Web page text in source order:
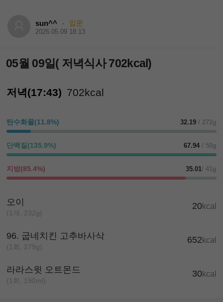
sun^^ · 입문
2026.05.09 18:13
05월 09일( 저녁식사 702kcal)
저녁(17:43) 702kcal
탄수화물(11.8%) 32.19 / 272g
단백질(135.9%) 67.94 / 50g
지방(85.4%) 35.01/ 41g
오이
(1개, 232g)
20kcal
96. 굽네치킨 고추바사삭
(1회, 279g)
652 kcal
라라스윗 오트몬드
(1회, 190ml)
30kcal